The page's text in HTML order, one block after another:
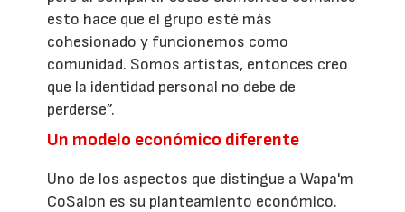
esto hace que el grupo esté más
cohesionado y funcionemos como
comunidad. Somos artistas, entonces creo
que la identidad personal no debe de
perderse”.
Un modelo económico diferente
Uno de los aspectos que distingue a Wapa'm
CoSalon es su planteamiento económico.